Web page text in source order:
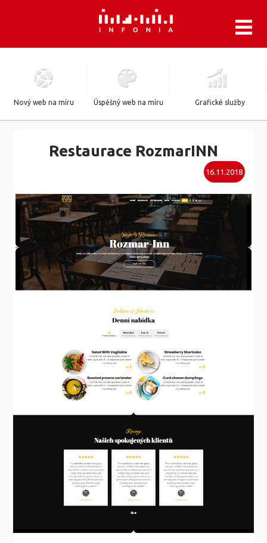
Restaurace RozmarINN
16.11.2018
Nový web na míru Úspěšný web na míru Grafické služby